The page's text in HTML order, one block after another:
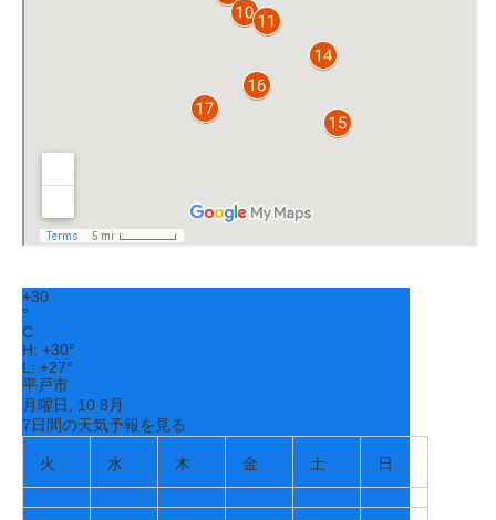
+30
°
C
H: +30°
L: +27°
平戸市
月曜日, 10 8月
7日間の天気予報を見る
火 水 木 金 土 日